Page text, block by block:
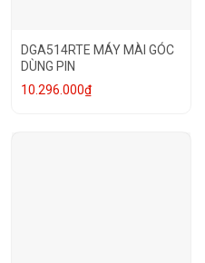
DGA514RTE MÁY MÀI GÓC
DÙNG PIN
10.296.000₫